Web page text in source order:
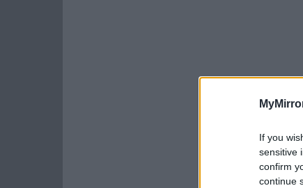
If you
sensitive
confirm
continue